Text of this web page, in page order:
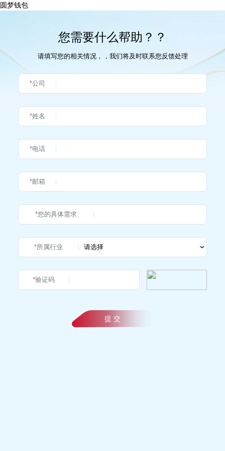
圆梦钱包
您需要什么帮助？？
请填写您的相关情况，，我们将及时联系您反馈处理
*公司
*姓名
*电话
*邮箱
*您的具体需求
*所属行业
*验证码
提 交